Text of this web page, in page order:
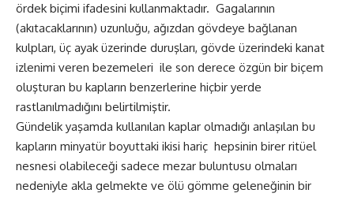
ördek biçimi ifadesini kullanmaktadır. Gagalarının
(akıtacaklarının) uzunluğu, ağızdan gövdeye bağlanan
kulpları, üç ayak üzerinde duruşları, gövde üzerindeki kanat
izlenimi veren bezemeleri ile son derece özgün bir biçem
oluşturan bu kapların benzerlerine hiçbir yerde
rastlanılmadığını belirtilmiştir.
Gündelik yaşamda kullanılan kaplar olmadığı anlaşılan bu
kapların minyatür boyuttaki ikisi hariç hepsinin birer ritüel
nesnesi olabileceği sadece mezar buluntusu olmaları
nedeniyle akla gelmekte ve ölü gömme geleneğinin bir